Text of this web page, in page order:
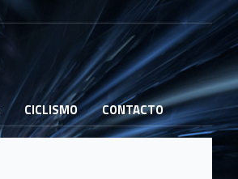
CICLISMO CONTACTO